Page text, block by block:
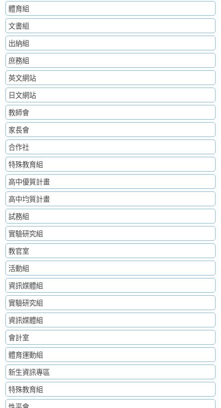
體育組
文書組
出納組
庶務組
英文網站
日文網站
教師會
家長會
合作社
特殊教育組
高中優質計畫
高中均質計畫
試務組
實驗研究組
教官室
活動組
資訊媒體組
實驗研究組
資訊媒體組
會計室
體育運動組
新生資訊專區
特殊教育組